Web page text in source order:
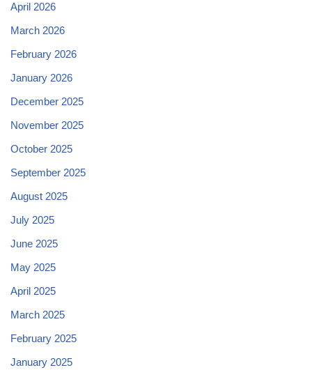
April 2026
March 2026
February 2026
January 2026
December 2025
November 2025
October 2025
September 2025
August 2025
July 2025
June 2025
May 2025
April 2025
March 2025
February 2025
January 2025